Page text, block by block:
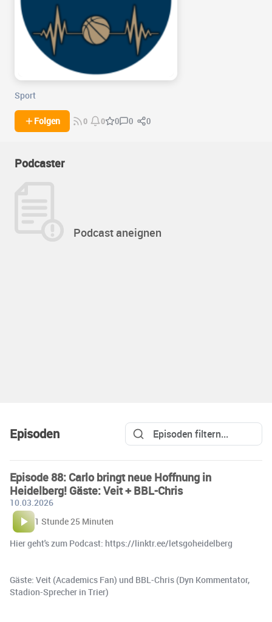
Sport
Folgen 0 0 0 0 0
Podcaster
Podcast aneignen
Episoden
Episode 88: Carlo bringt neue Hoffnung in
Heidelberg! Gäste: Veit + BBL-Chris
10.03.2026
1 Stunde 25 Minuten
Hier geht's zum Podcast: https://linktr.ee/letsgoheidelberg
Gäste: Veit (Academics Fan) und BBL-Chris (Dyn Kommentator,
Stadion-Sprecher in Trier)